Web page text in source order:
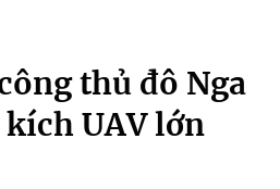
thủ đô Nga
UAV lớn